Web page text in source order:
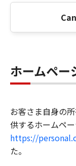
ホームペー
お客さま自身の
供するホームペ
https://
た。